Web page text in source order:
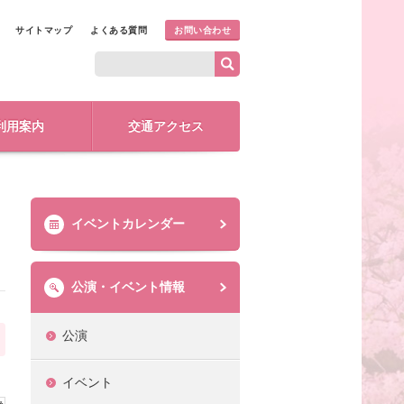
サイトマップ よくある質問 お問い合わせ
用案内 交通アクセス
イベントカレンダー
公演・イベント情報
公演
イベント